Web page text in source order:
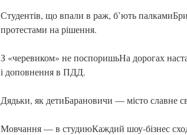
Студентів, що впали в раж, б’ють
протестами на рішення.
З «черевиком» не поспоришьНа дорогах
і доповнення в ПДД.
Дядьки, як детиБарановичи — місто славне
Мовчання — в студиюКаждий шоу-бізнес